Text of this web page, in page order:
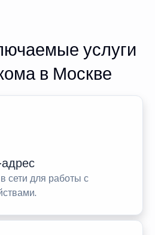
услуги
в Москве
сети для работы с